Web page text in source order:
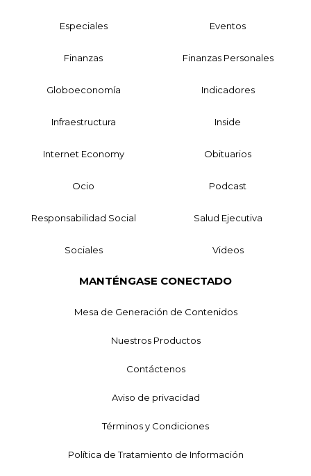
Especiales Eventos
Finanzas Finanzas Personales
Globoeconomía Indicadores
Infraestructura Inside
Internet Economy Obituarios
Ocio Podcast
Responsabilidad Social Salud Ejecutiva
Sociales Videos
MANTÉNGASE CONECTADO
Mesa de Generación de Contenidos
Nuestros Productos
Contáctenos
Aviso de privacidad
Términos y Condiciones
Política de Tratamiento de Información